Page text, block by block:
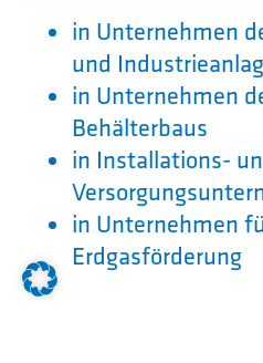
in Unternehmen
und
in Unternehmen
Behälterbaus
in Installations-
in Unternehmen
Erdgasförderung